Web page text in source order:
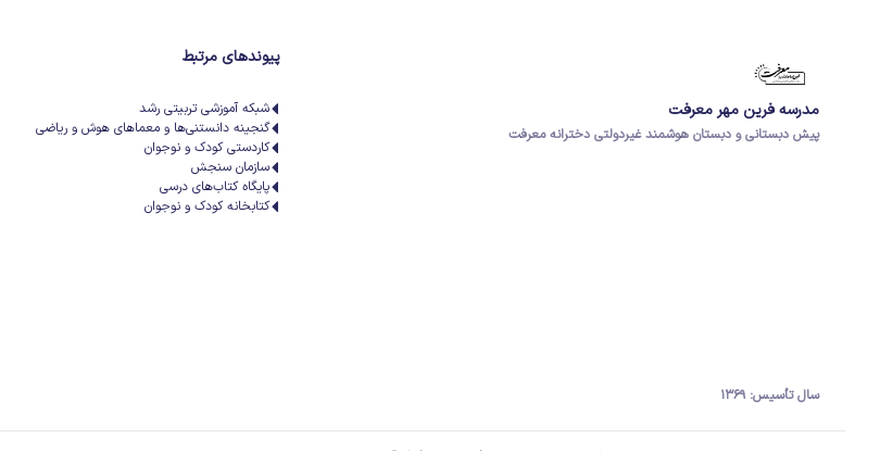
مدرسه فرین مهر معرفت
پیش دبستانی و دبستان هوشمند غیردولتی دخترانه معرفت
سال تأسیس: ۱۳۶۹
پیوندهای مرتبط
شبکه آموزشی تربیتی رشد
گنجینه دانستنی‌ها و معماهای هوش و ریاضی
کاردستی کودک و نوجوان
سازمان سنجش
پایگاه کتاب‌های درسی
کتابخانه کودک و نوجوان